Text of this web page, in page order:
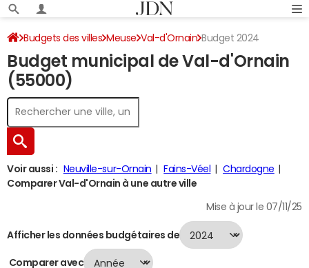
Budgets des villes Meuse Val-d'Ornain Budget 2024
Budget municipal de Val-d'Ornain
(55000)
Voir aussi : Neuville-sur-Ornain Fains-Véel
Chardogne
Comparer Val-d'Ornain à une autre ville
Mise à jour le 07/11/25
Afficher les données budgétaires de
Comparer avec